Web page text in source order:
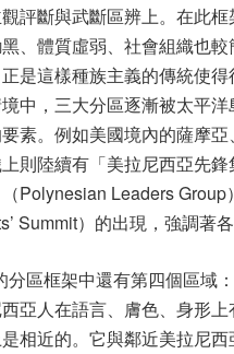
評斷與武斷區辨上。在此
、體質虛弱、社會組織也
是這樣種族主義的傳統使
中，三大分區逐漸被太平
素。例如美國境內的薩摩
則陸續有「美拉尼西亞先鋒
Polynesian Leaders
Summit）的出現，強調著
區框架中還有第四個區域
亞人在語言、膚色、身形
相近的。它與鄰近美拉尼